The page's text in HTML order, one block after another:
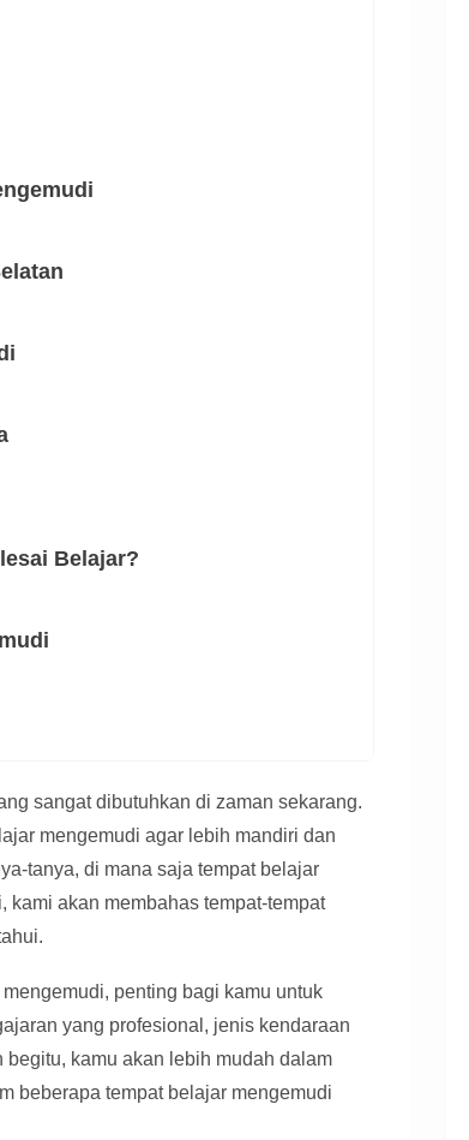
Belajar?
sangat dibutuhkan di zaman sekarang.
mengemudi agar lebih mandiri dan
tanya, di mana saja tempat belajar
akan membahas tempat-tempat
penting bagi kamu untuk
yang profesional, jenis kendaraan
kamu akan lebih mudah dalam
beberapa tempat belajar mengemudi